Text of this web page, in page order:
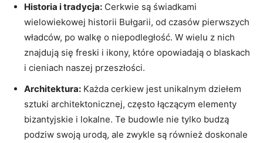
Historia i​ tradycja: Cerkwie ⁤są świadkami
wielowiekowej historii Bułgarii, od czasów pierwszych‍
władców, po walkę o niepodległość. W wielu z nich
znajdują się freski i ikony, które opowiadają o blaskach
i cieniach⁢ naszej przeszłości.
Architektura: Każda cerkiew jest⁣ unikalnym dziełem
sztuki architektonicznej, często łączącym elementy
bizantyjskie i lokalne. Te budowle nie​ tylko budzą
podziw swoją urodą, ale zwykle są również doskonale